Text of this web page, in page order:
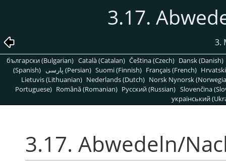
3.17.
3.
български (Bulgarian) Català (Catalan) Čeština (Czech) Dansk (Danish)
(Spanish)
پارسی (Persian) Suomi (Finnish) Français (French)
Lietuvis (Lithuanian) Nederlands (Dutch) Norsk Nynorsk
Portuguese) Română (Romanian) Pусский (Russian) Slovenčina
український
3.17. Abwedeln/